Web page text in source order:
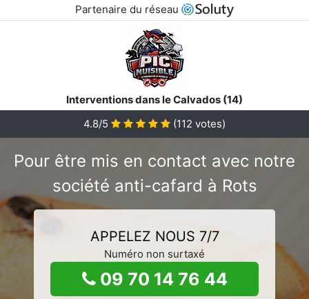
Partenaire du réseau
Interventions dans le Calvados (14)
4.8/5
(112 votes)
Pour être mis en contact avec notre
société anti-cafard à Rots
APPELEZ NOUS 7/7
Numéro non surtaxé
09 70 14 76 44